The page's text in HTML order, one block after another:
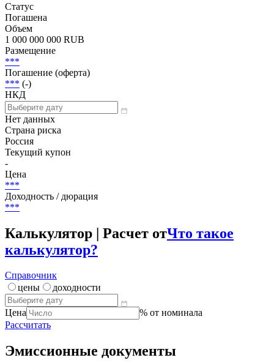
Статус
Погашена
Объем
1 000 000 000 RUB
Размещение
***
Погашение (оферта)
*** (-)
НКД
Нет данных
Страна риска
Россия
Текущий купон
-
Цена
***
Доходность / дюрация
***
Калькулятор | Расчет отЧто такое
калькулятор?
Справочник
цены
доходности
Цена
% от номинала
Рассчитать
Эмиссионные документы